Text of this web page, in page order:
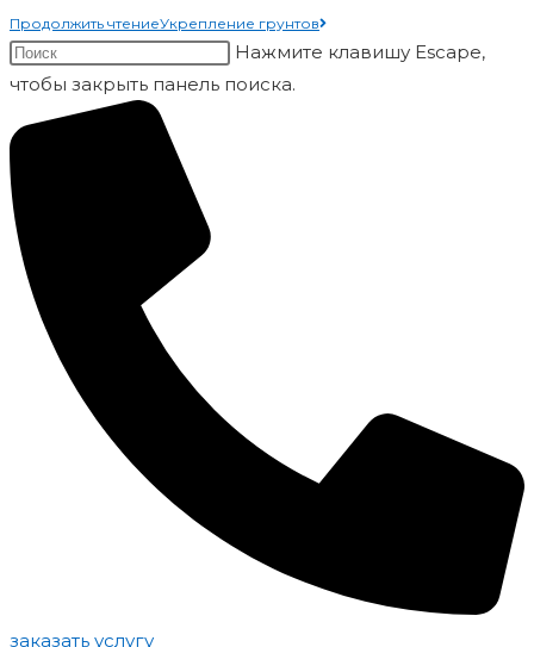
Продолжить чтениеУкрепление грунтов
Нажмите клавишу Escape,
чтобы закрыть панель поиска.
заказать услугу